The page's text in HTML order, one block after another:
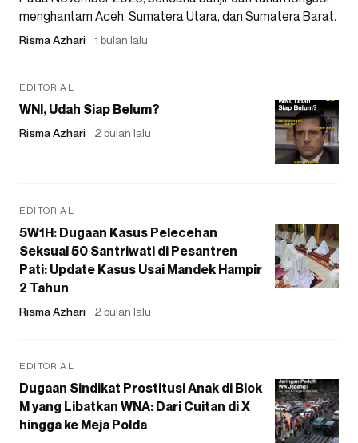
menghantam Aceh, Sumatera Utara, dan Sumatera Barat.
Risma Azhari 1 bulan lalu
EDITORIAL
WNI, Udah Siap Belum?
Risma Azhari 2 bulan lalu
EDITORIAL
5W1H: Dugaan Kasus Pelecehan
Seksual 50 Santriwati di Pesantren
Pati: Update Kasus Usai Mandek Hampir
2 Tahun
Risma Azhari 2 bulan lalu
EDITORIAL
Dugaan Sindikat Prostitusi Anak di Blok
M yang Libatkan WNA: Dari Cuitan di X
hingga ke Meja Polda